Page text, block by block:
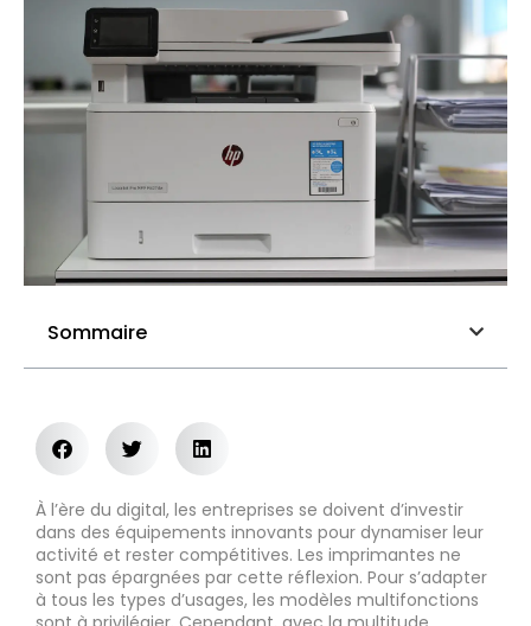
Sommaire
À l’ère du digital, les entreprises se doivent d’investir
dans des équipements innovants pour dynamiser leur
activité et rester compétitives. Les imprimantes ne
sont pas épargnées par cette réflexion. Pour s’adapter
à tous les types d’usages, les modèles multifonctions